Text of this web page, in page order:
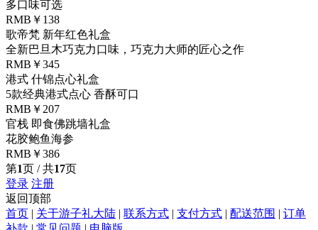
多口味可选
RMB￥138
歌帝梵 新年红色礼盒
全新巴旦木巧克力口味，巧克力大师的匠心之作
RMB￥345
港式 什锦点心礼盒
5款经典港式点心 香酥可口
RMB￥207
官栈 即食佛跳墙礼盒
花胶鲍鱼海参
RMB￥386
第1页 / 共17页
登录 注册
返回顶部
首页 | 关于游子礼大陆 | 联系方式 | 支付方式 | 配送范围 | 订单